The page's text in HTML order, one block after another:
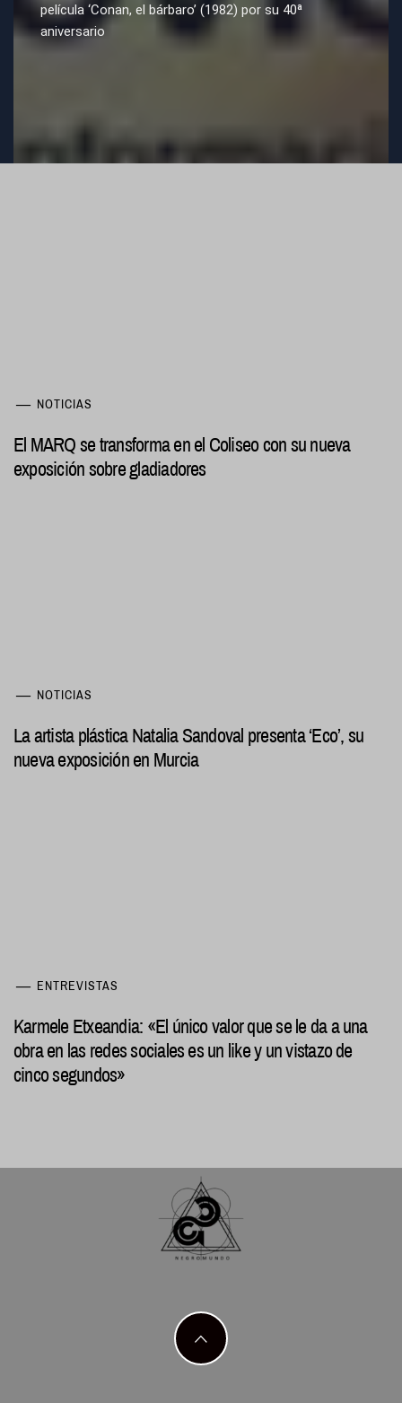
película ‘Conan, el bárbaro’ (1982) por su 40ª
aniversario
NOTICIAS
El MARQ se transforma en el Coliseo con su nueva
exposición sobre gladiadores
NOTICIAS
La artista plástica Natalia Sandoval presenta ‘Eco’, su
nueva exposición en Murcia
ENTREVISTAS
Karmele Etxeandia: «El único valor que se le da a una
obra en las redes sociales es un like y un vistazo de
cinco segundos»